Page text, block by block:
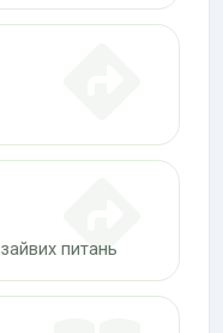
питань